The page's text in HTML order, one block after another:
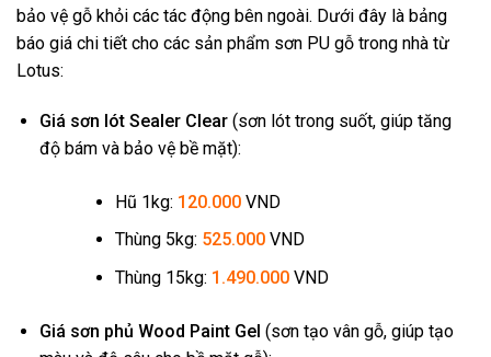
bảo vệ gỗ khỏi các tác động bên ngoài. Dưới đây là bảng
báo giá chi tiết cho các sản phẩm sơn PU gỗ trong nhà từ
Lotus:
Giá sơn lót Sealer Clear(sơn lót trong suốt, giúp tăng
độ bám và bảo vệ bề mặt):
Hũ 1kg: 120.000VND
Thùng 5kg: 525.000VND
Thùng 15kg: 1.490.000VND
Giá sơn phủ Wood Paint Gel (sơn tạo vân gỗ, giúp tạo